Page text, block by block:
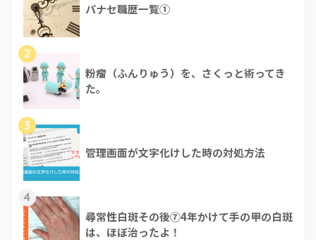
パナセ職歴一覧①
2
粉瘤（ふんりゅう）を、さくっと術ってき
た。
3
管理画面が文字化けした時の対処方法
4
尋常性白斑その後⑦4年かけて手の甲の白斑
は、ほぼ治ったよ！